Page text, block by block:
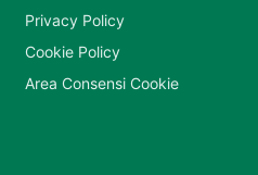
Privacy Policy
Cookie Policy
Area Consensi Cookie